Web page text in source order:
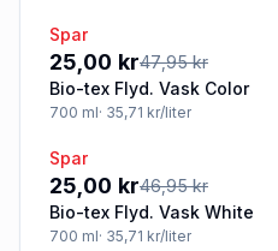
-48%
Spar
25,00 kr47,95 kr
Bio-tex Flyd. Vask Color
700 ml· 35,71 kr/liter
-47%
Spar
25,00 kr46,95 kr
Bio-tex Flyd. Vask White
700 ml· 35,71 kr/liter